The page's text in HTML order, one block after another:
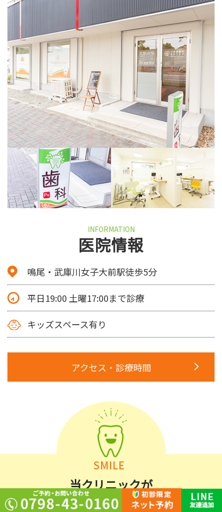
INFORMATION
医院情報
鳴尾・武庫川女子大前駅徒歩5分
平日19:00 土曜17:00まで診療
キッズスペース有り
アクセス・診療時間
当クリニックが
選ばれる理由